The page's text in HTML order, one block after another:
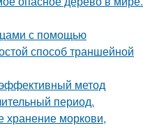
с помощью
способ траншейной
метод
период.
хранение моркови,